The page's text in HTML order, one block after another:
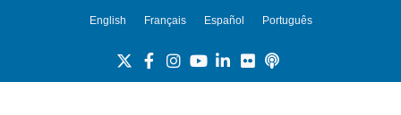
English Français Español Português